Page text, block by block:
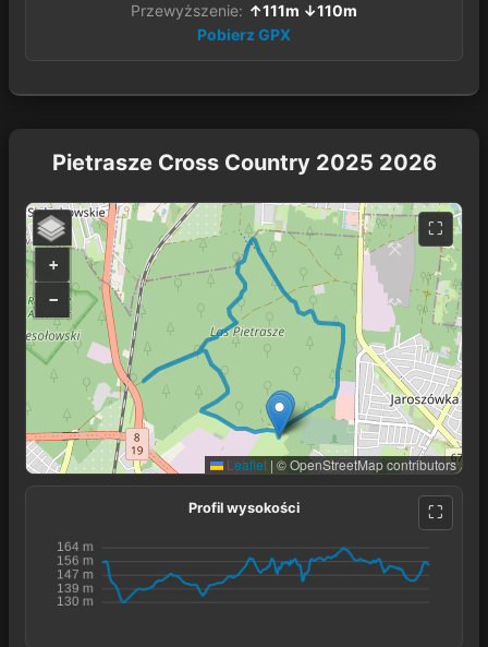
Przewyższenie: ↑111m ↓110m
Pobierz GPX
Pietrasze Cross Country 2025 2026
+
−
Leaflet | © OpenStreetMap contributors
Profil wysokości